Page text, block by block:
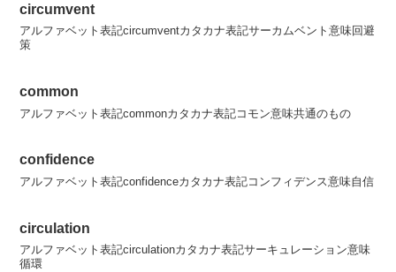
circumvent
アルファベット表記circumventカタカナ表記サーカムベント意味回避
策
common
アルファベット表記commonカタカナ表記コモン意味共通のもの
confidence
アルファベット表記confidenceカタカナ表記コンフィデンス意味自信
circulation
アルファベット表記circulationカタカナ表記サーキュレーション意味
循環